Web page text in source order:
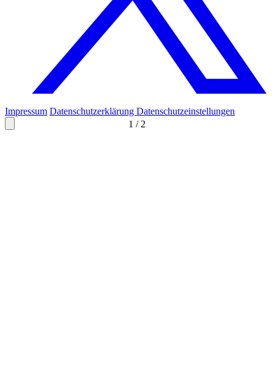
1 / 2
Impressum Datenschutzerklärung Datenschutzeinstellungen